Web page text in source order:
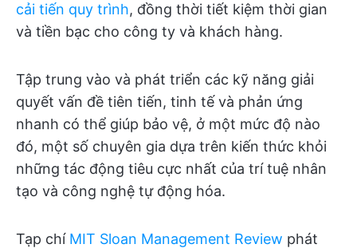
cải tiến quy trình, đồng thời tiết kiệm thời gian
và tiền bạc cho công ty và khách hàng.
Tập trung vào và phát triển các kỹ năng giải
quyết vấn đề tiên tiến, tinh tế và phản ứng
nhanh có thể giúp bảo vệ, ở một mức độ nào
đó, một số chuyên gia dựa trên kiến thức khỏi
những tác động tiêu cực nhất của trí tuệ nhân
tạo và công nghệ tự động hóa.
Tạp chí MIT Sloan Management Review phát